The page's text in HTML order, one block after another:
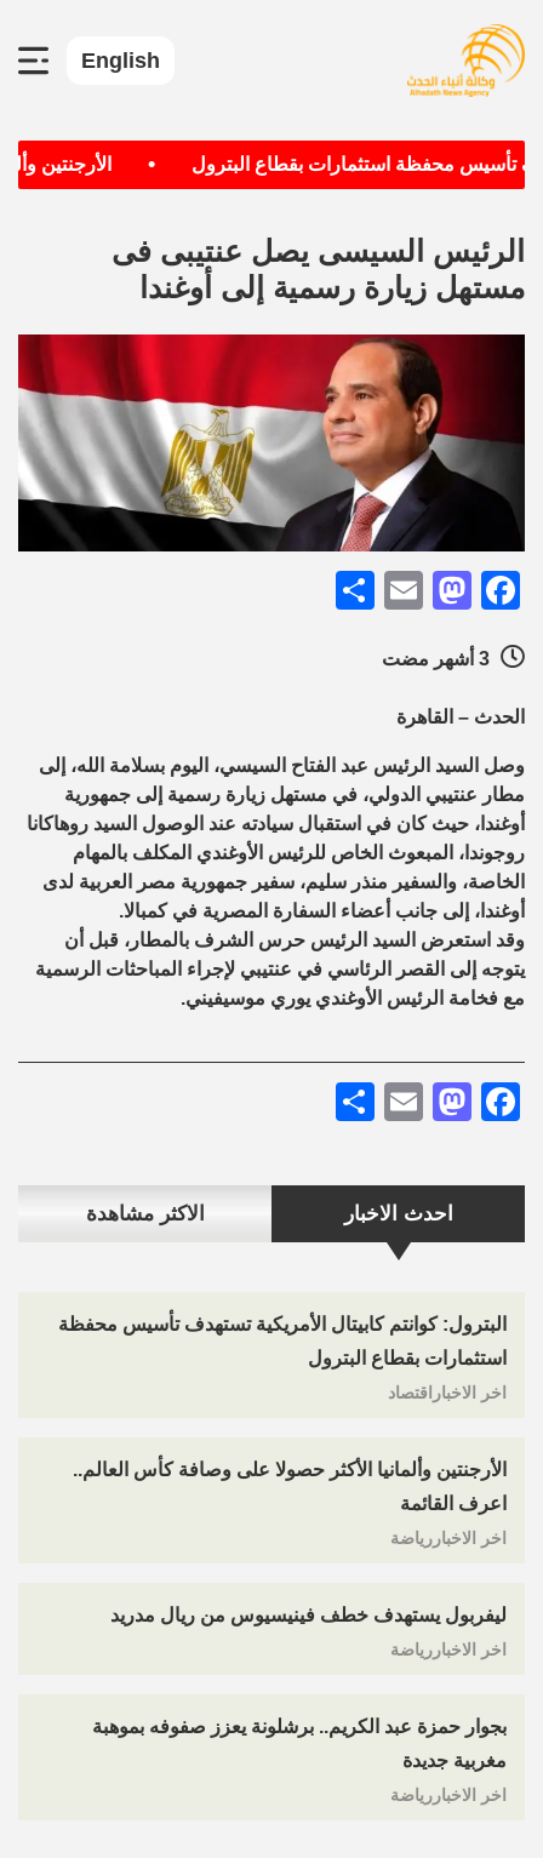
English
تأسيس محفظة استثمارات بقطاع البترول الأرجنتين
احدث الاخبار الاكثر مشاهدة
البترول: كوانتم كابيتال الأمريكية تستهدف تأسيس محفظة
استثمارات بقطاع البترول
اخر الاخباراقتصاد
الأرجنتين وألمانيا الأكثر حصولا على وصافة كأس العالم..
اعرف القائمة
اخر الاخباررياضة
ليفربول يستهدف خطف فينيسيوس من ريال مدريد
اخر الاخباررياضة
بجوار حمزة عبد الكريم.. برشلونة يعزز صفوفه بموهبة
مغربية جديدة
اخر الاخباررياضة
الرئيس السيسى يصل عنتيبى فى
مستهل زيارة رسمية إلى أوغندا
Facebook
Mastodon
Email
الحدث – القاهرة
وصل السيد الرئيس عبد الفتاح السيسي، اليوم بسلامة الله، إلى
مطار عنتيبي الدولي، في مستهل زيارة رسمية إلى جمهورية
أوغندا، حيث كان في استقبال سيادته عند الوصول السيد روهاكانا
روجوندا، المبعوث الخاص للرئيس الأوغندي المكلف بالمهام
الخاصة، والسفير منذر سليم، سفير جمهورية مصر العربية لدى
أوغندا، إلى جانب أعضاء السفارة المصرية في كمبالا.
وقد استعرض السيد الرئيس حرس الشرف بالمطار، قبل أن
يتوجه إلى القصر الرئاسي في عنتيبي لإجراء المباحثات الرسمية
مع فخامة الرئيس الأوغندي يوري موسيفيني.
Facebook
Mastodon
Email